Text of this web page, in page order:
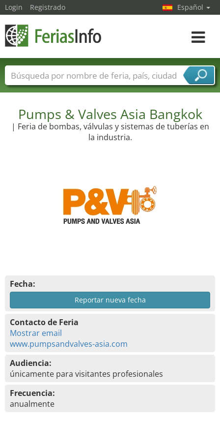
Pumps & Valves Asia Bangkok
| Feria de bombas, válvulas y sistemas de tuberías en
la industria.
Fecha:
Reportar nueva fecha
Contacto de Feria
Mostrar email
www.pumpsandvalves-asia.com
Audiencia:
únicamente para visitantes profesionales
Frecuencia:
anualmente
Login Registrado Español
toggle
Nombres de ferias Países
Ciudades
Sectores de proveedor de servicios